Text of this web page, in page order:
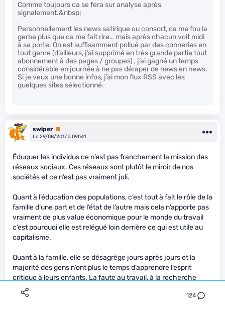
124
Comme toujours ca se fera sur analyse après
signalement.&nbsp;
Personnellement les news satirique ou consort, ca me fou la
gerbe plus que ca me fait rire… mais après chacun voit midi
à sa porte. On est suffisamment pollué par des conneries en
tout genre (d’ailleurs, j’ai supprimé en très grande partie tout
abonnement à des pages / groupes) , j’ai gagné un temps
considérable en journée à ne pas déraper de news en news.
Si je veux une bonne infos, j’ai mon flux RSS avec les
quelques sites sélectionné.
swiper Premium
Le 29/08/2017 à 09h41
Éduquer les individus ce n’est pas franchement la mission des
réseaux sociaux. Ces réseaux sont plutôt le miroir de nos
sociétés et ce n’est pas vraiment joli.
Quant à l’éducation des populations, c’est tout à fait le rôle de la
famille d’une part et de l’état de l’autre mais cela n’apporte pas
vraiment de plus value économique pour le monde du travail
c’est pourquoi elle est relégué loin derrière ce qui est utile au
capitalisme.
Quant à la famille, elle se désagrège jours après jours et la
majorité des gens n’ont plus le temps d’apprendre l’esprit
critique à leurs enfants. La faute au travail, à la recherche
d’argent, aux divertissements, à l’égoïsme ambiant…